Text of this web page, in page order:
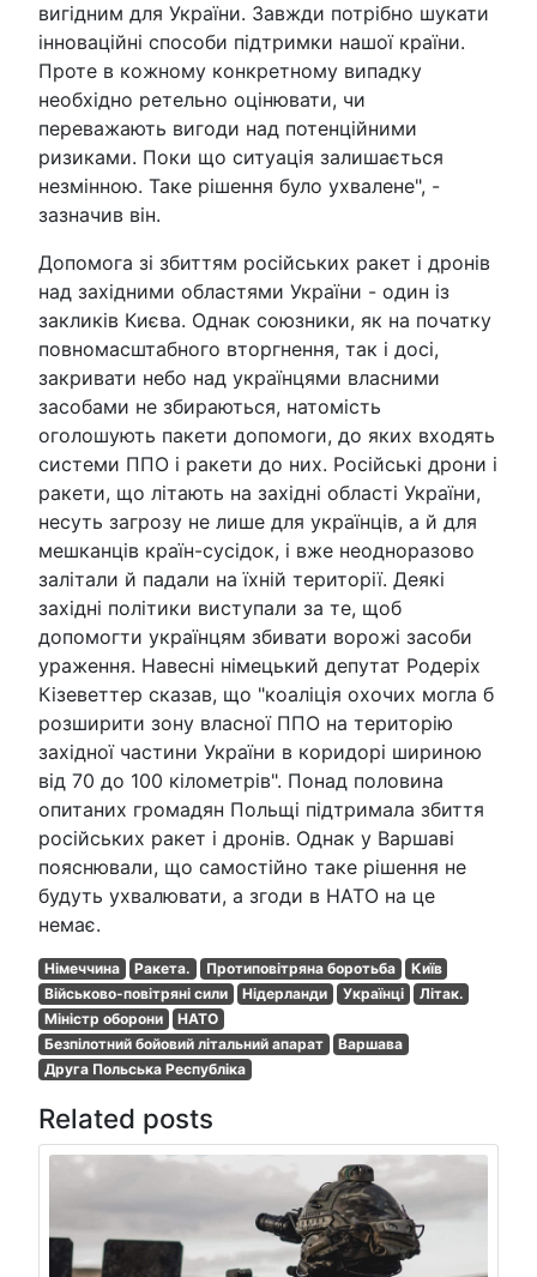
вигідним для України. Завжди потрібно шукати
інноваційні способи підтримки нашої країни.
Проте в кожному конкретному випадку
необхідно ретельно оцінювати, чи
переважають вигоди над потенційними
ризиками. Поки що ситуація залишається
незмінною. Таке рішення було ухвалене", -
зазначив він.
Допомога зі збиттям російських ракет і дронів
над західними областями України - один із
закликів Києва. Однак союзники, як на початку
повномасштабного вторгнення, так і досі,
закривати небо над українцями власними
засобами не збираються, натомість
оголошують пакети допомоги, до яких входять
системи ППО і ракети до них. Російські дрони і
ракети, що літають на західні області України,
несуть загрозу не лише для українців, а й для
мешканців країн-сусідок, і вже неодноразово
залітали й падали на їхній території. Деякі
західні політики виступали за те, щоб
допомогти українцям збивати ворожі засоби
ураження. Навесні німецький депутат Родеріх
Кізеветтер сказав, що "коаліція охочих могла б
розширити зону власної ППО на територію
західної частини України в коридорі шириною
від 70 до 100 кілометрів". Понад половина
опитаних громадян Польщі підтримала збиття
російських ракет і дронів. Однак у Варшаві
пояснювали, що самостійно таке рішення не
будуть ухвалювати, а згоди в НАТО на це
немає.
Німеччина Ракета. Протиповітряна боротьба
Київ
Військово-повітряні сили
Нідерланди Українці
Літак.
Міністр оборони
НАТО
Безпілотний бойовий літальний апарат
Варшава
Друга Польська Республіка
Related posts